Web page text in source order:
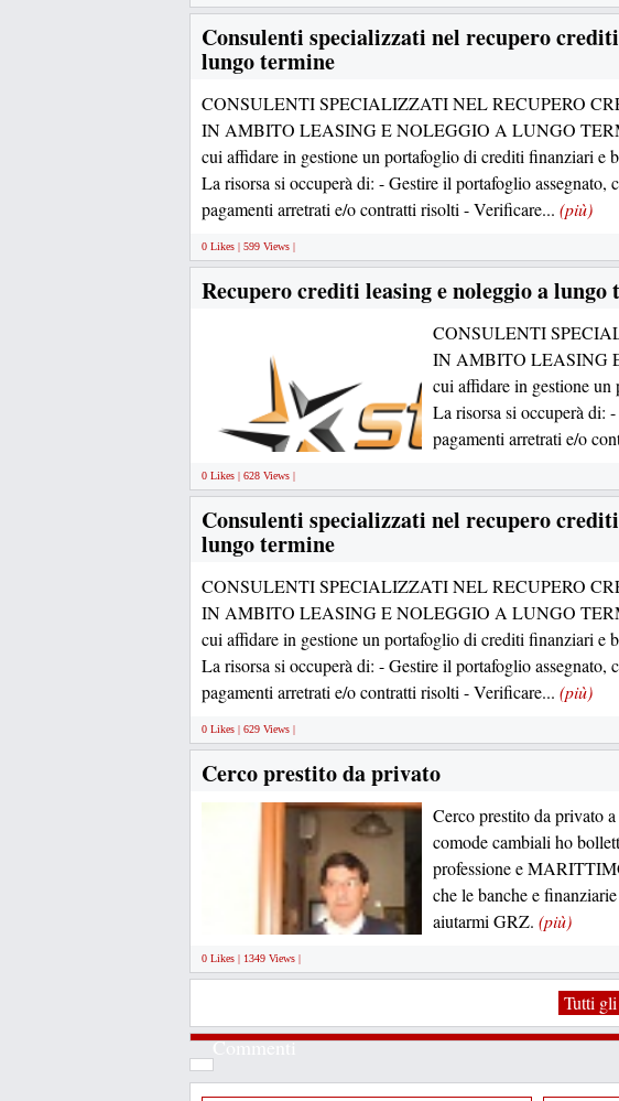
Consulenti specializzati nel recupero
lungo termine
CONSULENTI SPECIALIZZATI NEL RECUPERO
IN AMBITO LEASING E NOLEGGIO A LUNGO
cui affidare in gestione un portafoglio di crediti finanziari e
La risorsa si occuperà di: - Gestire il portafoglio assegnato,
pagamenti arretrati e/o contratti risolti - Verificare... (più)
0 Likes | 599 Views |
Recupero crediti leasing e noleggio a lungo
CONSULENTI
IN AMBITO LEASING
cui affidare in gestione
La risorsa si occuperà di:
pagamenti arretrati e/o
0 Likes | 628 Views |
Consulenti specializzati nel recupero
lungo termine
CONSULENTI SPECIALIZZATI NEL RECUPERO
IN AMBITO LEASING E NOLEGGIO A LUNGO
cui affidare in gestione un portafoglio di crediti finanziari e
La risorsa si occuperà di: - Gestire il portafoglio assegnato,
pagamenti arretrati e/o contratti risolti - Verificare... (più)
0 Likes | 629 Views |
Cerco prestito da privato
Cerco prestito da privato
comode cambiali ho
professione e
che le banche e
aiutarmi GRZ. (più)
0 Likes | 1349 Views |
Tutti
Commenti